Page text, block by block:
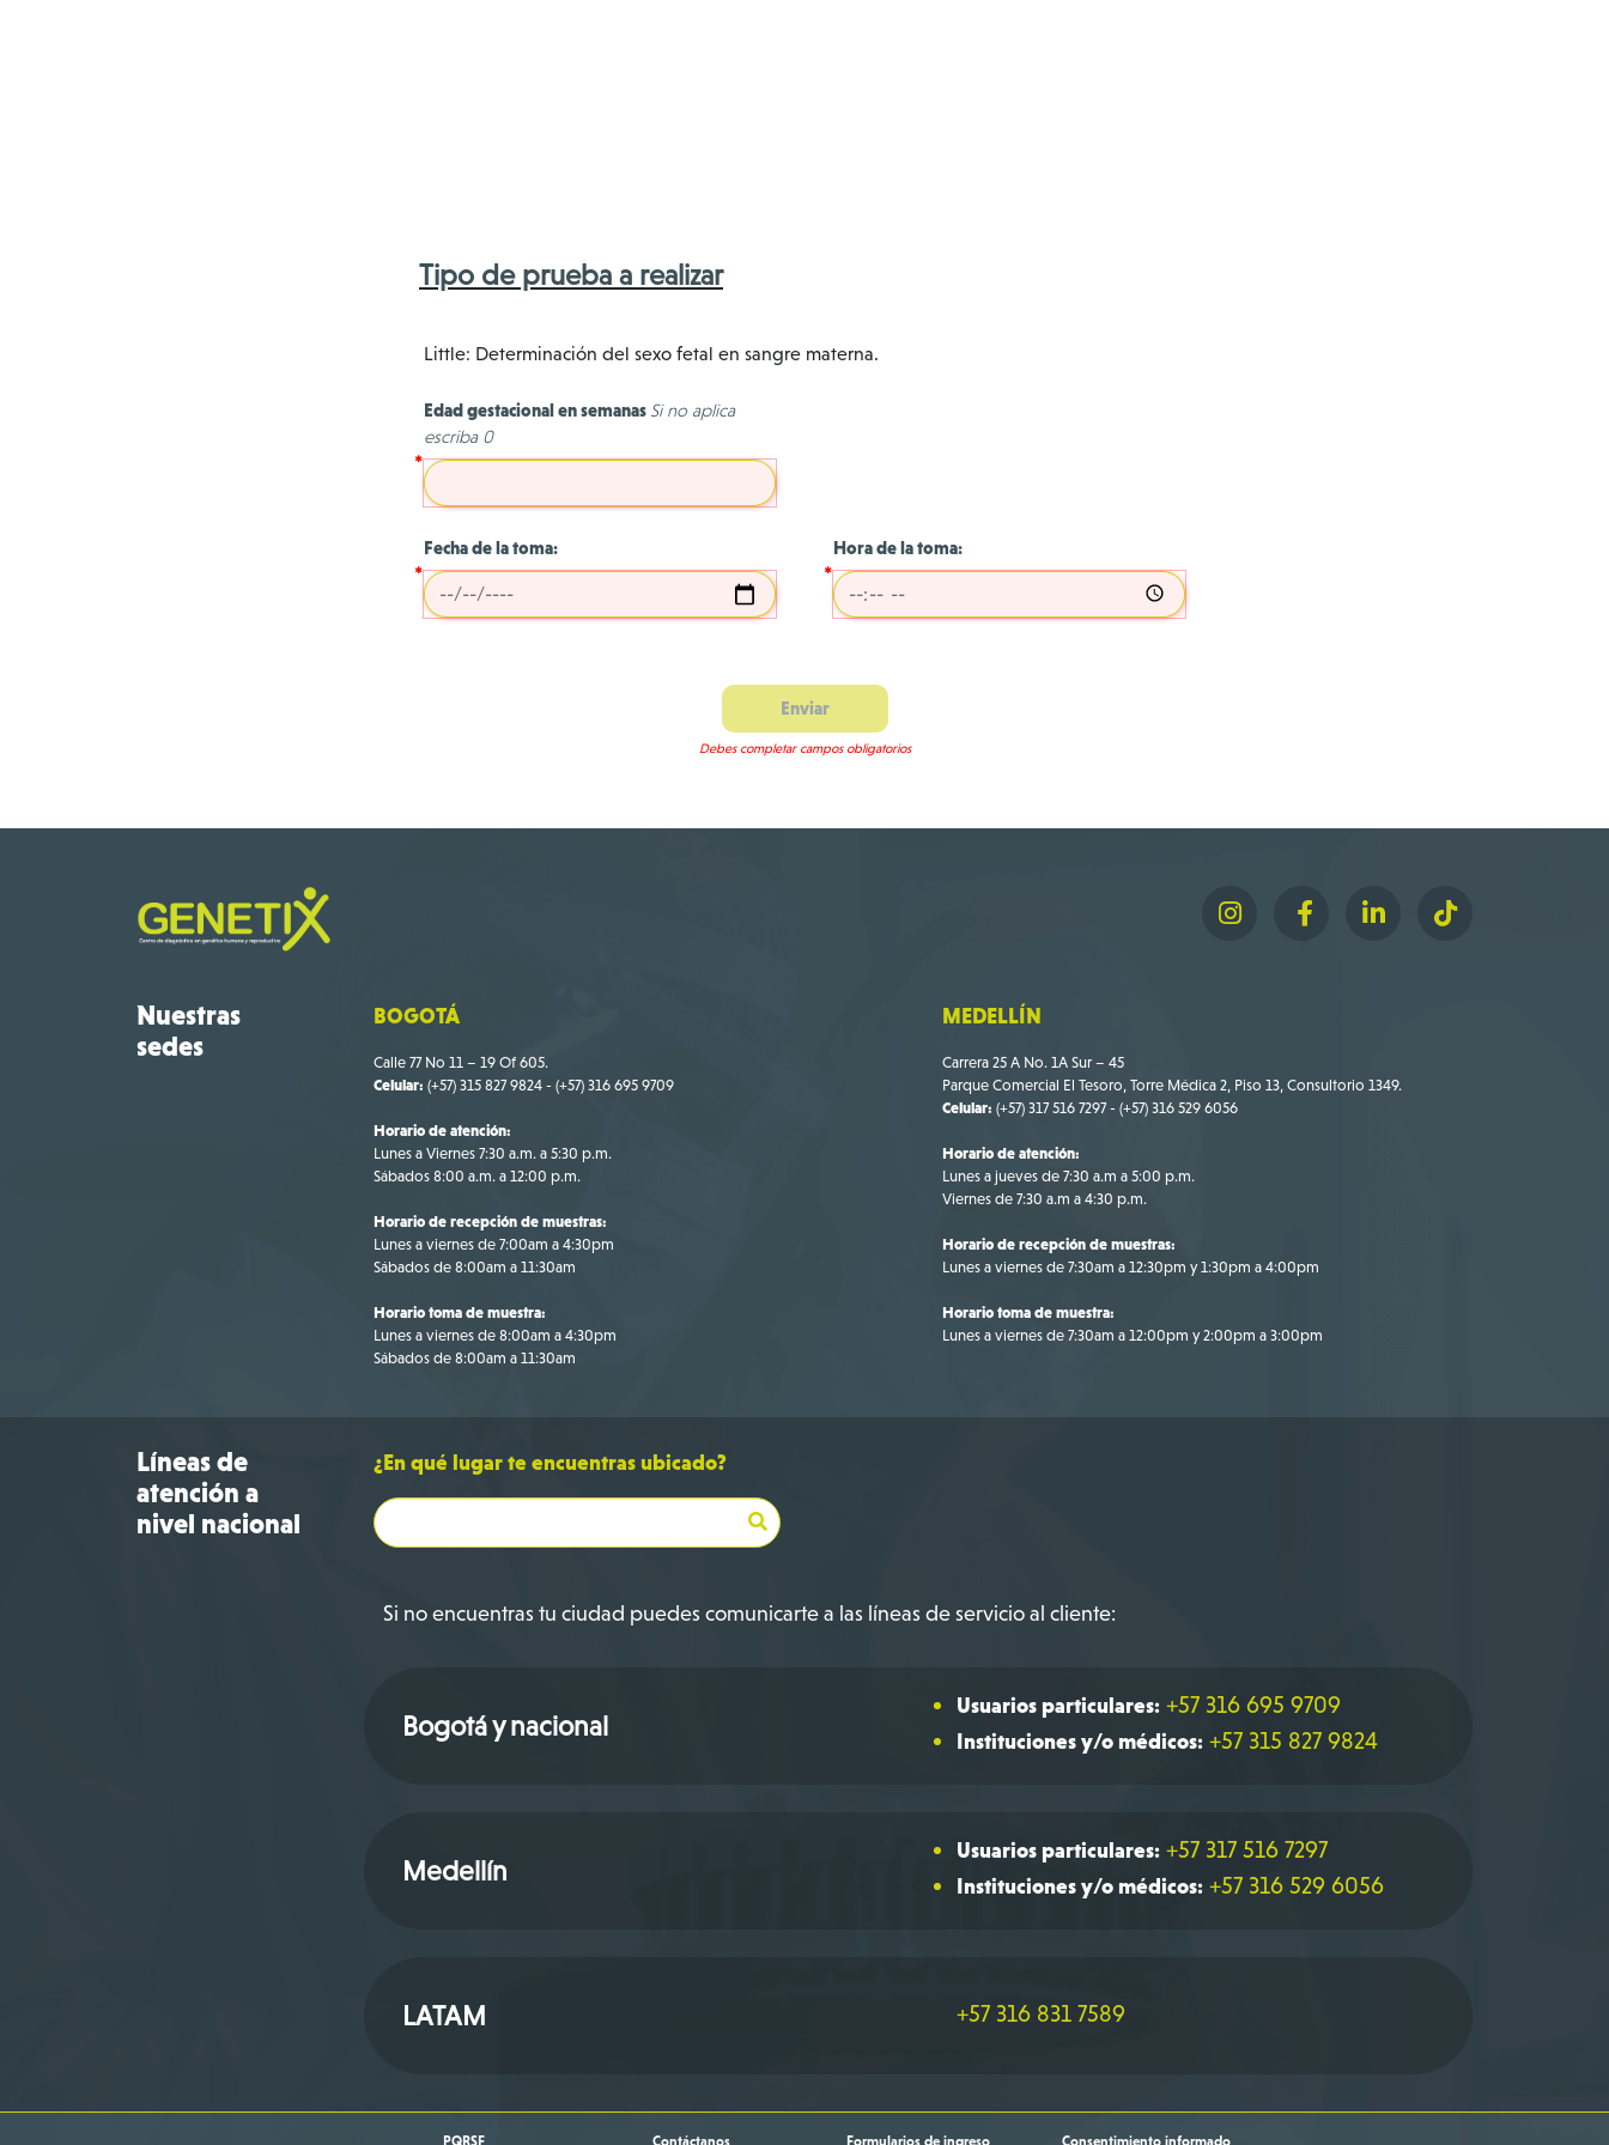
Tipo de prueba a realizar
Little: Determinación del sexo fetal en sangre materna.
Edad gestacional en semanas Si no aplica
escriba 0
Fecha de la toma: Hora de la toma:
Enviar
Debes completar campos obligatorios
Nuestras
sedes
BOGOTÁ
Calle 77 No 11 – 19 Of 605.
Celular: (+57) 315 827 9824 - (+57) 316 695 9709
Horario de atención:
Lunes a Viernes 7:30 a.m. a 5:30 p.m.
Sábados 8:00 a.m. a 12:00 p.m.
Horario de recepción de muestras:
Lunes a viernes de 7:00am a 4:30pm
Sábados de 8:00am a 11:30am
Horario toma de muestra:
Lunes a viernes de 8:00am a 4:30pm
Sábados de 8:00am a 11:30am
MEDELLÍN
Carrera 25 A No. 1A Sur – 45
Parque Comercial El Tesoro, Torre Médica 2, Piso 13, Consultorio 1349.
Celular: (+57) 317 516 7297 - (+57) 316 529 6056
Horario de atención:
Lunes a jueves de 7:30 a.m a 5:00 p.m.
Viernes de 7:30 a.m a 4:30 p.m.
Horario de recepción de muestras:
Lunes a viernes de 7:30am a 12:30pm y 1:30pm a 4:00pm
Horario toma de muestra:
Lunes a viernes de 7:30am a 12:00pm y 2:00pm a 3:00pm
Líneas de
atención a
nivel nacional
¿En qué lugar te encuentras ubicado?
Si no encuentras tu ciudad puedes comunicarte a las líneas de servicio al cliente:
Bogotá y nacional
Usuarios particulares: +57 316 695 9709
Instituciones y/o médicos: +57 315 827 9824
Medellín
Usuarios particulares: +57 317 516 7297
Instituciones y/o médicos: +57 316 529 6056
LATAM +57 316 831 7589